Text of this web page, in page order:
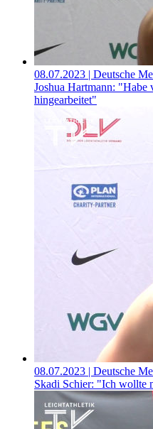
08.07.2023 | Deutsche
Joshua Hartmann: "Habe
hingearbeitet"
08.07.2023 | Deutsche
Skadi Schier: "Ich wollte